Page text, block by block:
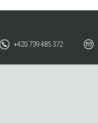
+420 739 485 372